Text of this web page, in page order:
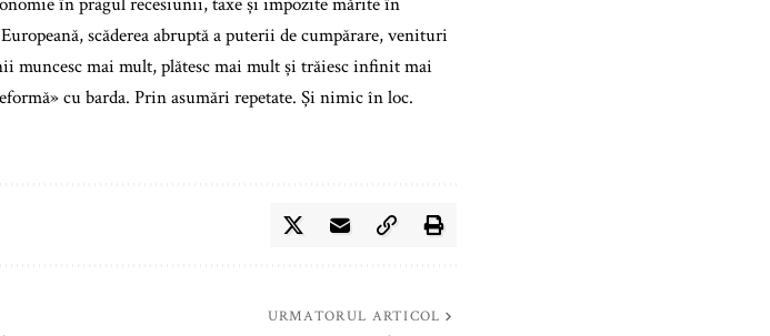
în pragul recesiunii, taxe și impozite mărite în
scăderea abruptă a puterii de cumpărare, venituri
muncesc mai mult, plătesc mai mult și trăiesc infinit mai
cu barda. Prin asumări repetate. Și nimic în loc.
URMATORUL ARTICOL